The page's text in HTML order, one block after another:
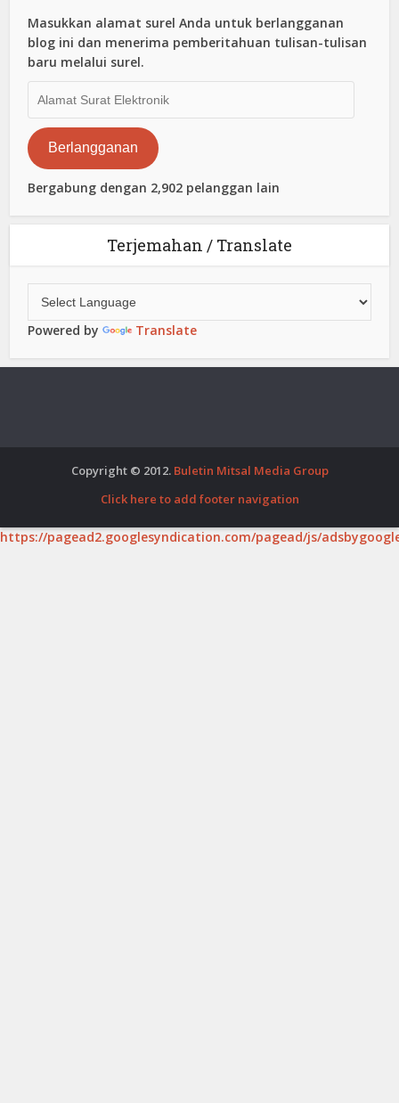
Masukkan alamat surel Anda untuk berlangganan
blog ini dan menerima pemberitahuan tulisan-tulisan
baru melalui surel.
Surat
Elektronik
Berlangganan
Bergabung dengan 2,902 pelanggan lain
Terjemahan / Translate
Powered by Translate
Copyright © 2012. Buletin Mitsal Media Group
Click here to add footer navigation
https://pagead2.googlesyndication.com/pagead/js/